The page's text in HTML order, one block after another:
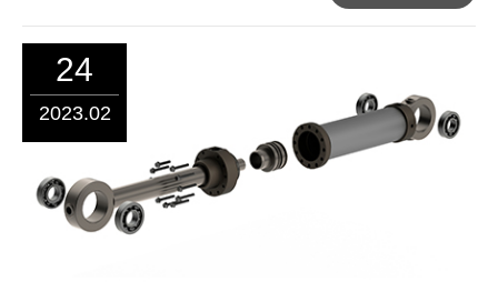
24
2023.02